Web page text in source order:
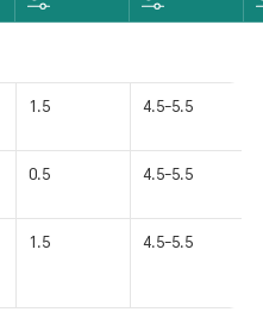
1.5 4.5-5.5
0.5 4.5-5.5
1.5 4.5-5.5